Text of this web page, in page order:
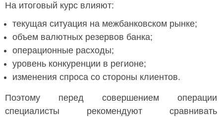
На итоговый курс влияют:
текущая ситуация на межбанковском рынке;
объем валютных резервов банка;
операционные расходы;
уровень конкуренции в регионе;
изменения спроса со стороны клиентов.
Поэтому перед совершением операции
специалисты рекомендуют сравнивать